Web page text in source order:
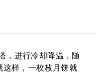
，进行冷却降温，随
这样，一枚枚月饼就